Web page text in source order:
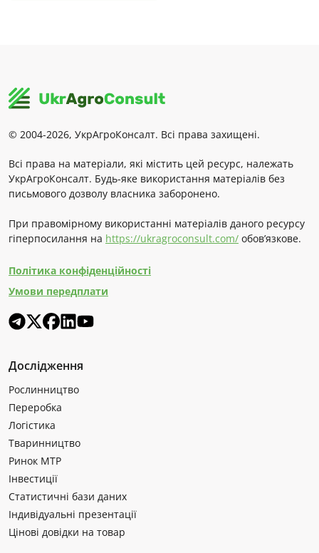
© 2004-2026, УкрАгроКонсалт. Всі права захищені.
Всі права на матеріали, які містить цей ресурс, належать
УкрАгроКонсалт. Будь-яке використання матеріалів без
письмового дозволу власника заборонено.
При правомірному використанні матеріалів даного ресурсу
гіперпосилання на https://ukragroconsult.com/ обов’язкове.
Політика конфіденційності
Умови передплати
Дослідження
Рослинництво
Переробка
Логістика
Тваринництво
Ринок МТР
Інвестиції
Статистичні бази даних
Індивідуальні презентації
Цінові довідки на товар